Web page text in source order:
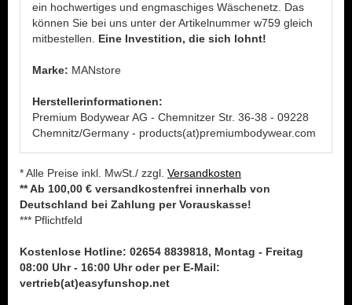
ein hochwertiges und engmaschiges Wäschenetz. Das
können Sie bei uns unter der Artikelnummer w759 gleich
mitbestellen. Eine Investition, die sich lohnt!
Marke: MANstore
Herstellerinformationen:
Premium Bodywear AG - Chemnitzer Str. 36-38 - 09228
Chemnitz/Germany - products(at)premiumbodywear.com
* Alle Preise inkl. MwSt./ zzgl. Versandkosten
** Ab 100,00 € versandkostenfrei innerhalb von
Deutschland bei Zahlung per Vorauskasse!
*** Pflichtfeld
Kostenlose Hotline: 02654 8839818, Montag - Freitag
08:00 Uhr - 16:00 Uhr oder per E-Mail:
vertrieb(at)easyfunshop.net